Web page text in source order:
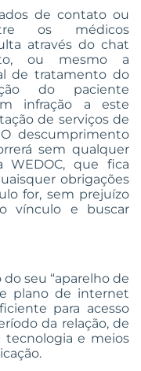
de contato ou
os médicos
através do chat
ou mesmo a
de tratamento do
do paciente
infração a este
de serviços de
descumprimento
sem qualquer
WEDOC, que fica
obrigações
for, sem prejuízo
vínculo e buscar
seu “aparelho de
plano de internet
para acesso
da relação, de
e meios